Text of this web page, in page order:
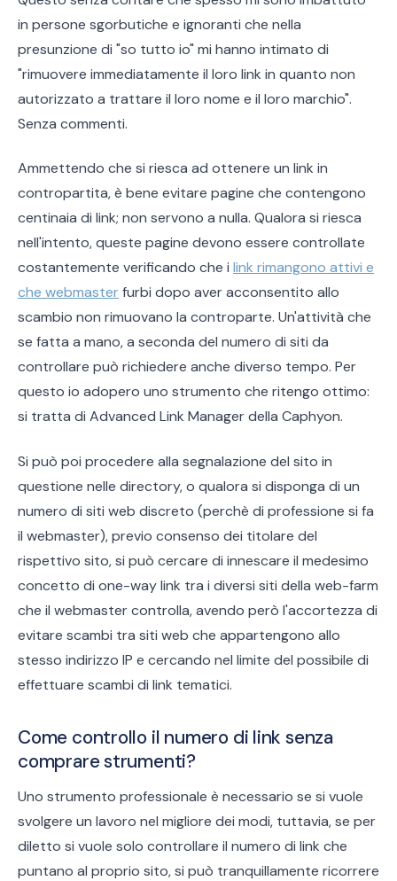
in persone sgorbutiche e ignoranti che nella
presunzione di "so tutto io" mi hanno intimato di
"rimuovere immediatamente il loro link in quanto non
autorizzato a trattare il loro nome e il loro marchio".
Senza commenti.
Ammettendo che si riesca ad ottenere un link in
contropartita, è bene evitare pagine che contengono
centinaia di link; non servono a nulla. Qualora si riesca
nell'intento, queste pagine devono essere controllate
costantemente verificando che i link rimangono attivi e
che webmasterfurbi dopo aver acconsentito allo
scambio non rimuovano la controparte. Un'attività che
se fatta a mano, a seconda del numero di siti da
controllare può richiedere anche diverso tempo. Per
questo io adopero uno strumento che ritengo ottimo:
si tratta di Advanced Link Manager della Caphyon.
Si può poi procedere alla segnalazione del sito in
questione nelle directory, o qualora si disponga di un
numero di siti web discreto (perchè di professione si fa
il webmaster), previo consenso dei titolare del
rispettivo sito, si può cercare di innescare il medesimo
concetto di one-way link tra i diversi siti della web-farm
che il webmaster controlla, avendo però l'accortezza di
evitare scambi tra siti web che appartengono allo
stesso indirizzo IP e cercando nel limite del possibile di
effettuare scambi di link tematici.
Come controllo il numero di link senza
comprare strumenti?
Uno strumento professionale è necessario se si vuole
svolgere un lavoro nel migliore dei modi, tuttavia, se per
diletto si vuole solo controllare il numero di link che
puntano al proprio sito, si può tranquillamente ricorrere